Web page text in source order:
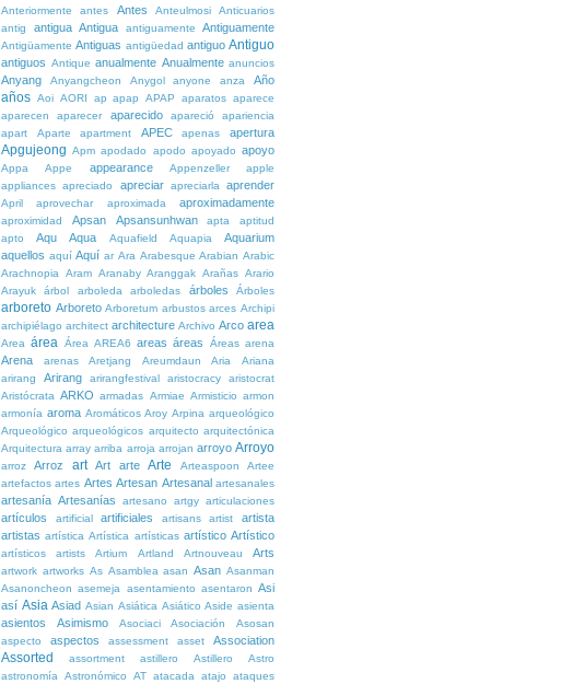
Anteriormente antes Antes Anteulmosi
Anticuarios
antig
antigua Antigua antiguamente Antiguamente
Antigüamente Antiguas antigüedad antiguo Antiguo
antiguos Antique anualmente Anualmente anuncios
Anyang Anyangcheon Anygol anyone anza Año
años Aoi AORI ap apap APAP aparatos aparece
aparecen
aparecer aparecido apareció
apariencia
apart
Aparte apartment APEC apenas apertura
Apgujeong Apm apodado apodo apoyado apoyo
Appa Appe appearance Appenzeller
apple
appliances apreciado apreciar apreciarla aprender
April aprovechar aproximada aproximadamente
aproximidad Apsan Apsansunhwan apta
aptitud
apto
Aqu Aqua Aquafield Aquapia
Aquarium
aquellos aquí Aquí ar Ara Arabesque Arabian Arabic
Arachnopia
Aram Aranaby Aranggak Arañas Arario
Arayuk
árbol arboleda arboledas árboles Árboles
arboreto Arboreto Arboretum arbustos arces Archipi
archipiélago architect architecture Archivo Arco area
Area área Área AREA6 areas áreas Áreas arena
Arena arenas Aretjang Areumdaun Aria
Ariana
arirang
Arirang arirangfestival aristocracy
aristocrat
Aristócrata ARKO armadas Armiae Armisticio armon
armonía aroma Aromáticos Aroy Arpina arqueológico
Arqueológico arqueológicos arquitecto arquitectónica
Arquitectura array arriba arroja arrojan arroyo Arroyo
arroz Arroz art Art arte Arte Arteaspoon
Artee
artefactos artes Artes Artesan Artesanal artesanales
artesanía Artesanías artesano artgy articulaciones
artículos artificial artificiales artisans artist
artista
artistas artística Artística artísticas artístico Artístico
artísticos artists Artium Artland Artnouveau Arts
artwork artworks As Asamblea asan Asan Asanman
Asanoncheon asemeja asentamiento asentaron Asi
así Asia Asiad Asian Asiática Asiático Aside asienta
asientos Asimismo Asociaci Asociación
Asosan
aspecto
aspectos assessment asset Association
Assorted assortment astillero Astillero
Astro
astronomía
Astronómico AT atacada atajo ataques